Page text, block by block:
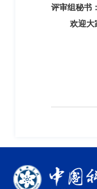
评审组秘书：
欢迎大